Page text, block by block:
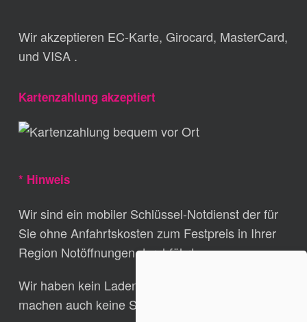
Wir akzeptieren EC-Karte, Girocard, MasterCard,
und VISA .
Kartenzahlung akzeptiert
* Hinweis
Wir sind ein mobiler Schlüssel-Notdienst der für
Sie ohne Anfahrtskosten zum Festpreis in Ihrer
Region Notöffnungen durchführt.
Wir haben kein Laden-Verkaufs-Geschäft und
machen auch keine Schlüssel nach.